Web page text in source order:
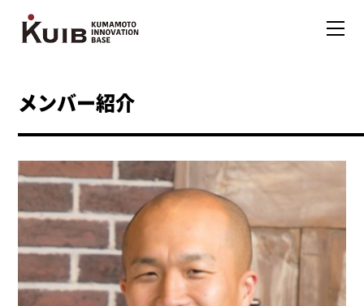
メンバー紹介